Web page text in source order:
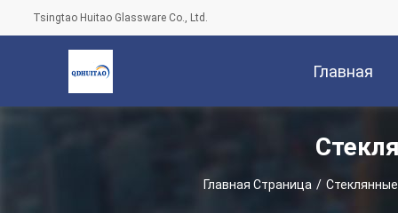
Tsingtao Huitao Glassware Co., Ltd.
Главная
Страница
Главная Страница /